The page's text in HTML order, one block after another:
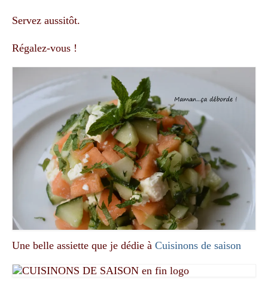
Servez aussitôt.
Régalez-vous !
Une belle assiette que je dédie à Cuisinons de saison